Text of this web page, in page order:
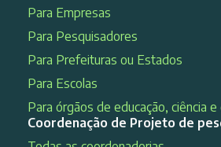
Para Empresas
Para Pesquisadores
Para Prefeituras ou Estados
Para Escolas
Para órgãos de educação, ciência e
Coordenação de Projeto de